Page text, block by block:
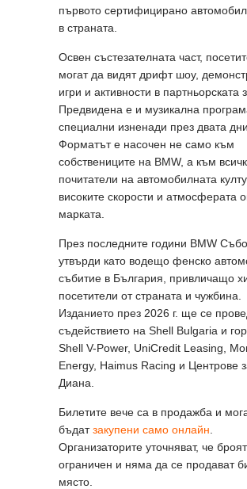
първото сертифицирано
в страната.
Освен състезателната част,
могат да видят дрифт шоу,
игри и активности в партньорската
Предвидена е и музикална
специални изненади през двата дни.
Форматът е насочен не само към
собствениците на BMW, а към
почитатели на автомобилната
високите скорости и атмосферата
марката.
През последните години BMW
утвърди като водещо фенско
събитие в България, привличащо
посетители от страната и чужбина.
Изданието през 2026 г. ще се
съдействието на Shell Bulgaria и
Shell V-Power, UniCredit Leasing,
Energy, Haimus Racing и Центрове
Диана.
Билетите вече са в продажба и
бъдатзакупени само онлайн
Организаторите уточняват, че
ограничен и няма да се продават
място.